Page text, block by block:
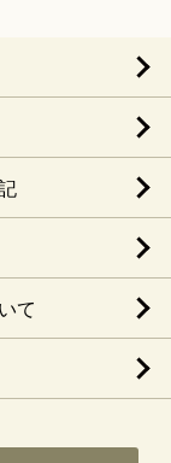
て